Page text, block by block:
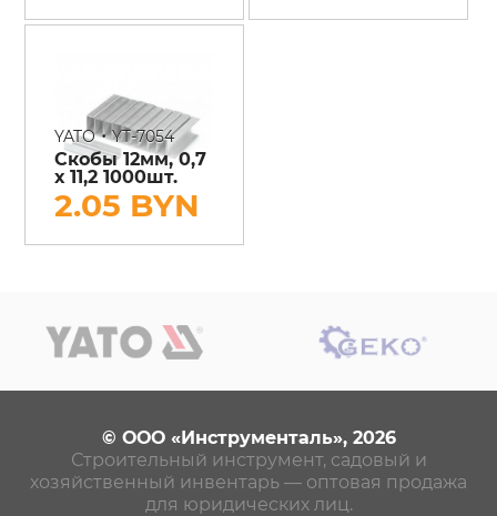
YATO•YT-7054
Скобы 12мм, 0,7
х 11,2 1000шт.
2.05 BYN
© ООО «Инструменталь», 2026
Строительный инструмент, садовый и
хозяйственный инвентарь — оптовая продажа
для юридических лиц.